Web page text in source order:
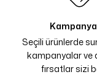
Seçili ürünlerde
kampanyalar ve
fırsatlar sizi